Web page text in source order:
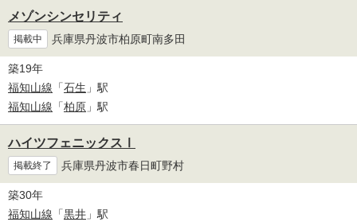
メゾンシンセリティ
掲載中 兵庫県丹波市柏原町南多田
築19年
福知山線 「石生 」駅
福知山線 「柏原 」駅
ハイツフェニックスⅠ
掲載終了 兵庫県丹波市春日町野村
築30年
福知山線 「黒井 」駅